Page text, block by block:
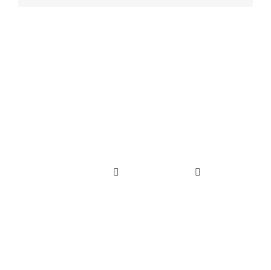
Toggle
Toggle